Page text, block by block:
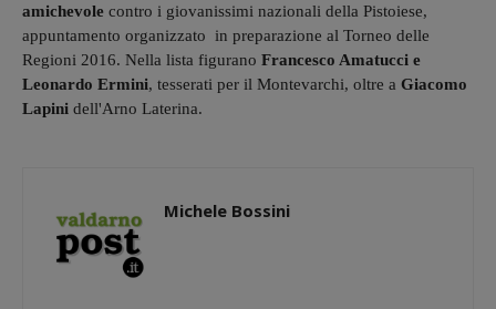
amichevole contro i giovanissimi nazionali della Pistoiese,
appuntamento organizzato in preparazione al Torneo delle
Regioni 2016. Nella lista figurano Francesco Amatucci e
Leonardo Ermini, tesserati per il Montevarchi, oltre a Giacomo
Lapini dell'Arno Laterina.
Michele Bossini